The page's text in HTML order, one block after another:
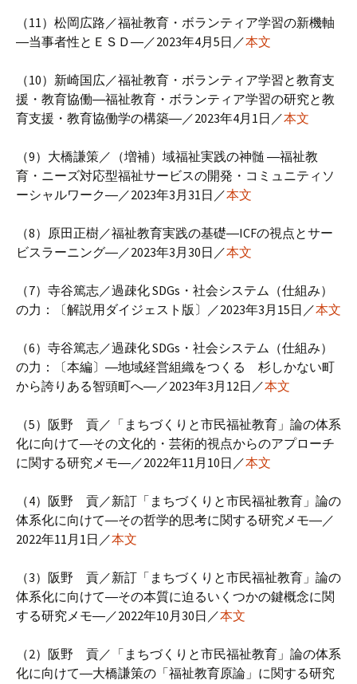
（11）松岡広路／福祉教育・ボランティア学習の新機軸
―当事者性とＥＳＤ―／2023年4月5日／本文
（10）新崎国広／福祉教育・ボランティア学習と教育支
援・教育協働―福祉教育・ボランティア学習の研究と教
育支援・教育協働学の構築―／2023年4月1日／本文
（9）大橋謙策／（増補）域福祉実践の神髄 ―福祉教
育・ニーズ対応型福祉サービスの開発・コミュニティソ
ーシャルワーク―／2023年3月31日／本文
（8）原田正樹／福祉教育実践の基礎―ICFの視点とサー
ビスラーニング―／2023年3月30日／本文
（7）寺谷篤志／過疎化 SDGs・社会システム（仕組み）
の力：〔解説用ダイジェスト版〕／2023年3月15日／本文
（6）寺谷篤志／過疎化 SDGs・社会システム（仕組み）
の力：〔本編〕―地域経営組織をつくる 杉しかない町
から誇りある智頭町へ―／2023年3月12日／本文
（5）阪野 貢／「まちづくりと市民福祉教育」論の体系
化に向けて―その文化的・芸術的視点からのアプローチ
に関する研究メモ―／2022年11月10日／本文
（4）阪野 貢／新訂「まちづくりと市民福祉教育」論の
体系化に向けて―その哲学的思考に関する研究メモ―／
2022年11月1日／本文
（3）阪野 貢／新訂「まちづくりと市民福祉教育」論の
体系化に向けて―その本質に迫るいくつかの鍵概念に関
する研究メモ―／2022年10月30日／本文
（2）阪野 貢／「まちづくりと市民福祉教育」論の体系
化に向けて―大橋謙策の「福祉教育原論」に関する研究